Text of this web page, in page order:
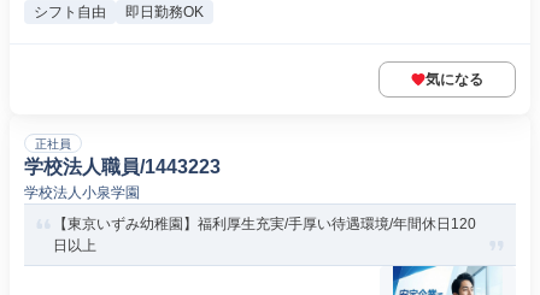
シフト自由 即日勤務OK
気になる
正社員
学校法人職員/1443223
学校法人小泉学園
【東京いずみ幼稚園】福利厚生充実/手厚い待遇環境/年間休日120
日以上